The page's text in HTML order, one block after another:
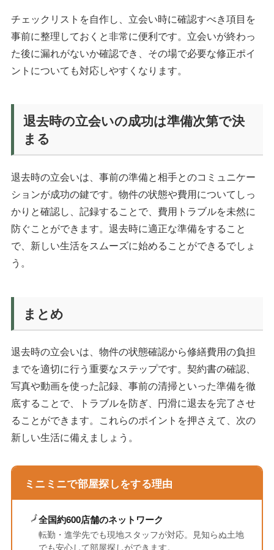
チェックリストを自作し、立会い時に確認すべき項目を
事前に整理しておくと非常に便利です。立会いが終わっ
た後に漏れがないか確認でき、その場で必要な修正ポイ
ントについても対応しやすくなります。
退去時の立会いの成功は準備次第で決
まる
退去時の立会いは、事前の準備と相手とのコミュニケー
ションが成功の鍵です。物件の状態や費用についてしっ
かりと確認し、記録することで、費用トラブルを未然に
防ぐことができます。退去時に適正な準備をすること
で、新しい生活をスムーズに始めることができるでしょ
う。
まとめ
退去時の立会いは、物件の状態確認から修繕費用の負担
までを適切に行う重要なステップです。契約書の確認、
写真や動画を使った記録、事前の清掃といった準備を徹
底することで、トラブルを防ぎ、円滑に退去を完了させ
ることができます。これらのポイントを押さえて、次の
新しい生活に備えましょう。
ミニミニで部屋探しをする理由
🗾全国約600店舗のネットワーク
転勤・進学先でも現地スタッフが対応。見知らぬ土地
でも安心して部屋探しができます。